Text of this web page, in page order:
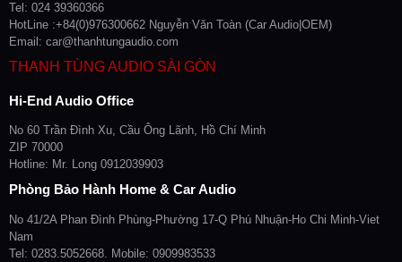
Tel: 024 39360366
HotLine :+84(0)976300662 Nguyễn Văn Toàn (Car Audio|OEM)
Email: car@thanhtungaudio.com
THANH TÙNG AUDIO SÀI GÒN
Hi-End Audio Office
No 60 Trần Đình Xu, Cầu Ông Lãnh, Hồ Chí Minh
ZIP 70000
Hotline: Mr. Long 0912039903
Phòng Bảo Hành Home & Car Audio
No 41/2A Phan Đình Phùng-Phường 17-Q Phú Nhuận-Ho Chi Minh-Viet
Nam
Tel: 0283.5052668. Mobile: 0909983533